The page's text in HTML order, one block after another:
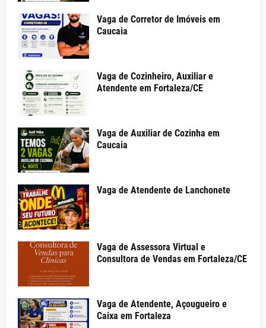
Vaga de Corretor de Imóveis em
Caucaia
Vaga de Cozinheiro, Auxiliar e
Atendente em Fortaleza/CE
Vaga de Auxiliar de Cozinha em
Caucaia
Vaga de Atendente de Lanchonete
Vaga de Assessora Virtual e
Consultora de Vendas em Fortaleza/CE
Vaga de Atendente, Açougueiro e
Caixa em Fortaleza